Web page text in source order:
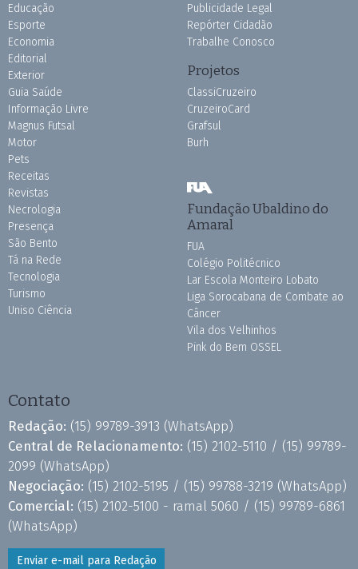
Educação
Esporte
Economia
Editorial
Exterior
Guia Saúde
Informação Livre
Magnus Futsal
Motor
Pets
Receitas
Revistas
Necrologia
Presença
São Bento
Tá na Rede
Tecnologia
Turismo
Uniso Ciência
Publicidade Legal
Repórter Cidadão
Trabalhe Conosco
Projetos
ClassiCruzeiro
CruzeiroCard
Grafsul
Burh
Fundação Ubaldino do
Amaral
FUA
Colégio Politécnico
Lar Escola Monteiro Lobato
Liga Sorocabana de Combate ao
Câncer
Vila dos Velhinhos
Pink do Bem OSSEL
Contato
Redação: (15) 99789-3913 (WhatsApp)
Central de Relacionamento: (15) 2102-5110 / (15) 99789-
2099 (WhatsApp)
Negociação: (15) 2102-5195 / (15) 99788-3219 (WhatsApp)
Comercial: (15) 2102-5100 - ramal 5060 / (15) 99789-6861
(WhatsApp)
Enviar e-mail para Redação